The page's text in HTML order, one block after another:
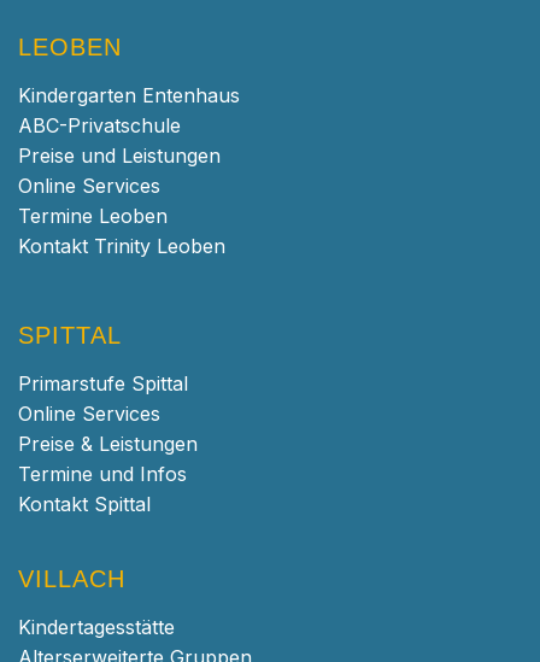
LEOBEN
Kindergarten Entenhaus
ABC-Privatschule
Preise und Leistungen
Online Services
Termine Leoben
Kontakt Trinity Leoben
SPITTAL
Primarstufe Spittal
Online Services
Preise & Leistungen
Termine und Infos
Kontakt Spittal
VILLACH
Kindertagesstätte
Alterserweiterte Gruppen